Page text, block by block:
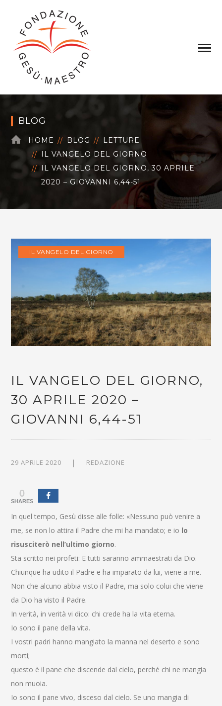
BLOG
HOME BLOG
LETTURE
IL VANGELO DEL GIORNO
IL VANGELO DEL GIORNO, 30 APRILE
2020 – GIOVANNI 6,44-51
IL VANGELO DEL GIORNO
IL VANGELO DEL GIORNO,
30 APRILE 2020 –
GIOVANNI 6,44-51
29 APRILE 2020 REDAZIONE
0
SHARES
In quel tempo, Gesù disse alle folle: «Nessuno può venire a
me, se non lo attira il Padre che mi ha mandato; e io lo
risusciterò nell’ultimo giorno.
Sta scritto nei profeti: E tutti saranno ammaestrati da Dio.
Chiunque ha udito il Padre e ha imparato da lui, viene a me.
Non che alcuno abbia visto il Padre, ma solo colui che viene
da Dio ha visto il Padre.
In verità, in verità vi dico: chi crede ha la vita eterna.
Io sono il pane della vita.
I vostri padri hanno mangiato la manna nel deserto e sono
morti;
questo è il pane che discende dal cielo, perché chi ne mangia
non muoia.
Io sono il pane vivo, disceso dal cielo. Se uno mangia di